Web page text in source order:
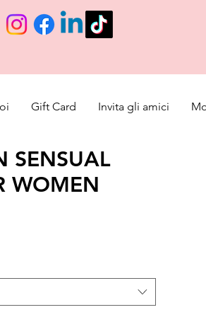
Gift Card Invita gli amici
SENSUAL
WOMEN